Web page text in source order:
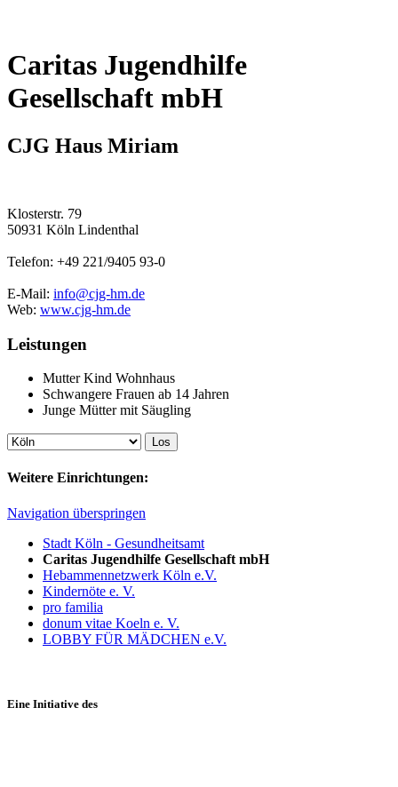
Caritas Jugendhilfe
Gesellschaft mbH
CJG Haus Miriam
Klosterstr. 79
50931 Köln Lindenthal
Telefon: +49 221/9405 93-0
E-Mail: info@cjg-hm.de
Web: www.cjg-hm.de
Leistungen
Mutter Kind Wohnhaus
Schwangere Frauen ab 14 Jahren
Junge Mütter mit Säugling
Weitere Einrichtungen:
Navigation überspringen
Stadt Köln - Gesundheitsamt
Caritas Jugendhilfe Gesellschaft mbH
Hebammennetzwerk Köln e.V.
Kindernöte e. V.
pro familia
donum vitae Koeln e. V.
LOBBY FÜR MÄDCHEN e.V.
Eine Initiative des